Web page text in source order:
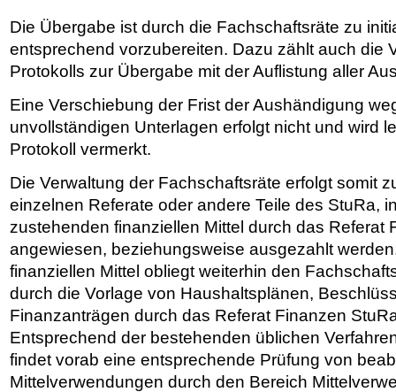
Die Übergabe ist durch die Fachschaftsräte zu
entsprechend vorzubereiten. Dazu zählt auch die
Protokolls zur Übergabe mit der Auflistung aller
Eine Verschiebung der Frist der Aushändigung
unvollständigen Unterlagen erfolgt nicht und wird
Protokoll vermerkt.
Die Verwaltung der Fachschaftsräte erfolgt somit
einzelnen Referate oder andere Teile des StuRa,
zustehenden finanziellen Mittel durch das Referat
angewiesen, beziehungsweise ausgezahlt
finanziellen Mittel obliegt weiterhin den
durch die Vorlage von Haushaltsplänen,
Finanzanträgen durch das Referat Finanzen
Entsprechend der bestehenden üblichen
findet vorab eine entsprechende Prüfung von
Mittelverwendungen durch den Bereich